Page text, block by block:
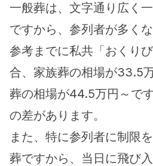
一般葬は、文字通り広く
ですから、参列者が多くな
参考までに私共「おくり
合、家族葬の相場が33.5
葬の相場が44.5万円～で
の差があります。
また、特に参列者に制限
葬ですから、当日に飛び